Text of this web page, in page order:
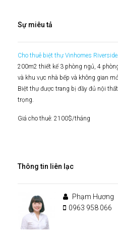
Sự miêu tả
Cho thuê biệt thự Vinhomes Riverside
200m2 thiết kế 3 phòng ngủ, 4
và khu vực nhà bếp và không gian
Biệt thự được trang bị đầy đủ nội
trọng.
Giá cho thuê: 2100$/tháng
Thông tin liên lạc
Phạm Hương
0963 958 066